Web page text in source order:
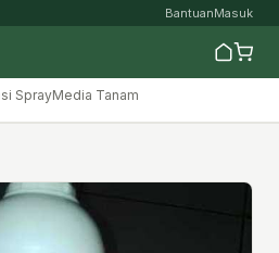
BantuanMasuk
SprayMedia Tanam